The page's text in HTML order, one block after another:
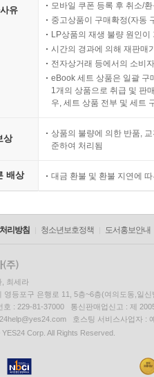
유
모바일 쿠폰 등록 후 취소/
중고상품이 구매확정(자동
LP상품의 재생 불량 원인
시간의 경과에 의해 재판매
전자상거래 등에서의 소비
eBook 세트 상품은 일괄 구
1개의 상품으로 취급 및 판
우, 세트 상품 전부 및 세트
상
상품의 불량에 의한 반품,
준하여 처리됨
배상 대금 환불 및 환불 지연에
리방침 청소년보호정책 도서홍보안내
, 최세라
영등포구 은행로 11, 5층~6층(여의도동,일신
호 : 229-81-37000 통신판매업신고 : 제
호스팅 서비스사업자 :
Corp. All Rights Reserved.